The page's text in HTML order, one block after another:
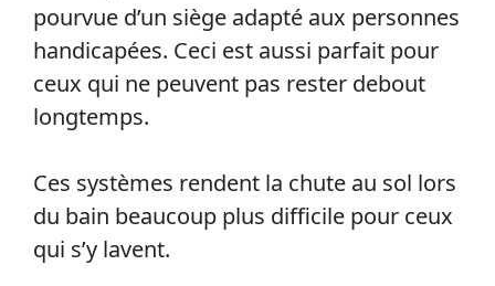
pourvue d’un siège adapté aux personnes
handicapées. Ceci est aussi parfait pour
ceux qui ne peuvent pas rester debout
longtemps.
Ces systèmes rendent la chute au sol lors
du bain beaucoup plus difficile pour ceux
qui s’y lavent.